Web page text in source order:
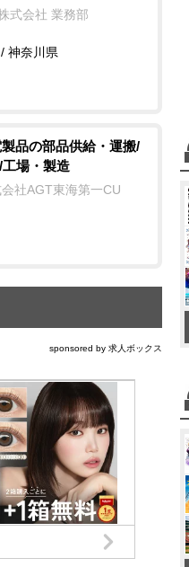
式会社 業務部
神奈川県
品の部品供給・運搬/
場・製造
社AGT東海第一CU
sponsored by 求人ボックス